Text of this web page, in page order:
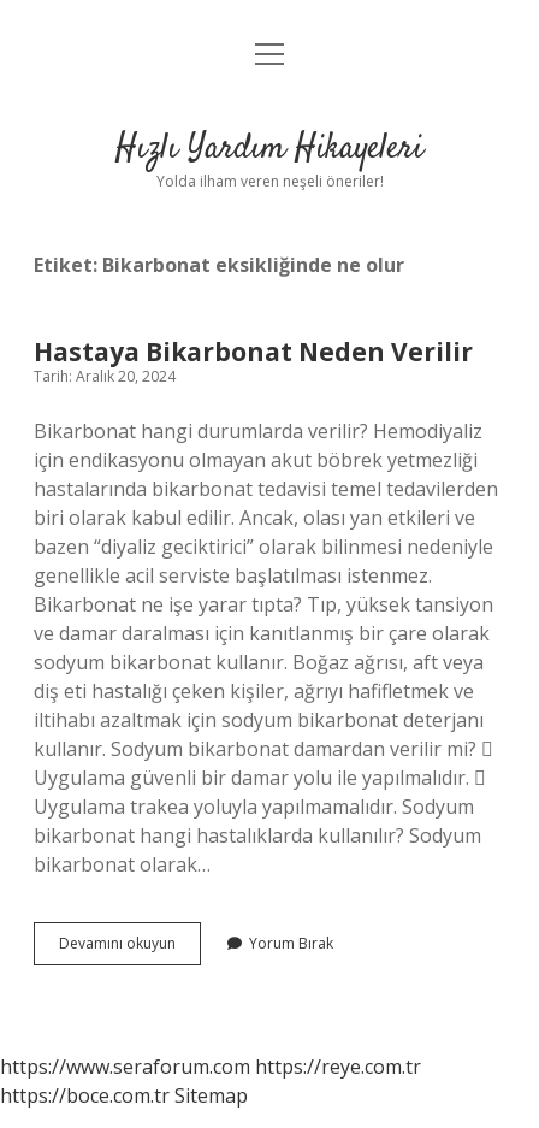
Anasayfa
Yasal Uyarı
menüyü
Hızlı Yardım Hikayeleri
Yolda ilham veren neşeli öneriler!
Etiket: Bikarbonat eksikliğinde ne olur
Hastaya Bikarbonat Neden Verilir
Tarih: Aralık 20, 2024
Bikarbonat hangi durumlarda verilir? Hemodiyaliz
için endikasyonu olmayan akut böbrek yetmezliği
hastalarında bikarbonat tedavisi temel tedavilerden
biri olarak kabul edilir. Ancak, olası yan etkileri ve
bazen “diyaliz geciktirici” olarak bilinmesi nedeniyle
genellikle acil serviste başlatılması istenmez.
Bikarbonat ne işe yarar tıpta? Tıp, yüksek tansiyon
ve damar daralması için kanıtlanmış bir çare olarak
sodyum bikarbonat kullanır. Boğaz ağrısı, aft veya
diş eti hastalığı çeken kişiler, ağrıyı hafifletmek ve
iltihabı azaltmak için sodyum bikarbonat deterjanı
kullanır. Sodyum bikarbonat damardan verilir mi? 
Uygulama güvenli bir damar yolu ile yapılmalıdır. 
Uygulama trakea yoluyla yapılmamalıdır. Sodyum
bikarbonat hangi hastalıklarda kullanılır? Sodyum
bikarbonat olarak…
Devamını okuyun Hastaya
Bikarbonat
Yorum Bırak
https://www.seraforum.com https://reye.com.tr
https://boce.com.trSitemap